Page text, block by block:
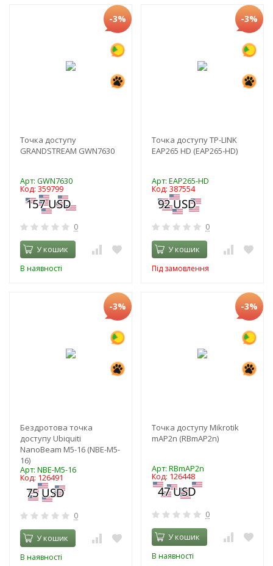
-3%
Точка доступу
GRANDSTREAM GWN7630
Арт: GWN7630
Код: 359799
0
У кошик
В наявності
-3%
Точка доступу TP-LINK
EAP265 HD (EAP265-HD)
Арт: EAP265-HD
Код: 387554
0
У кошик
Під замовлення
-3%
Бездротова точка
доступу Ubiquiti
NanoBeam M5-16 (NBE-M5-
16)
Арт: NBE-M5-16
Код: 126491
0
У кошик
В наявності
-3%
Точка доступу Mikrotik
mAP2n (RBmAP2n)
Арт: RBmAP2n
Код: 126448
0
У кошик
В наявності